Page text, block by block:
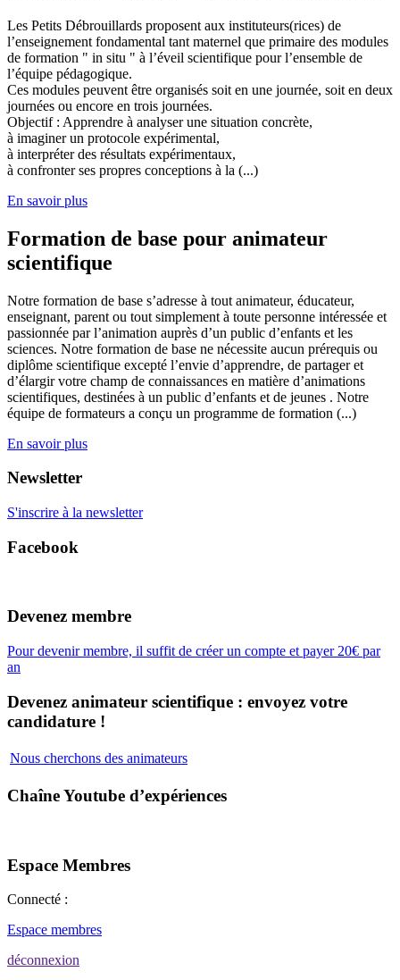
Les Petits Débrouillards proposent aux instituteurs(rices) de
l’enseignement fondamental tant maternel que primaire des modules
de formation " in situ " à l’éveil scientifique pour l’ensemble de
l’équipe pédagogique.
Ces modules peuvent être organisés soit en une journée, soit en deux
journées ou encore en trois journées.
Objectif : Apprendre à analyser une situation concrète,
à imaginer un protocole expérimental,
à interpréter des résultats expérimentaux,
à confronter ses propres conceptions à la (...)
En savoir plus
Formation de base pour animateur
scientifique
Notre formation de base s’adresse à tout animateur, éducateur,
enseignant, parent ou tout simplement à toute personne intéressée et
passionnée par l’animation auprès d’un public d’enfants et les
sciences. Notre formation de base ne nécessite aucun prérequis ou
diplôme scientifique excepté l’envie d’apprendre, de partager et
d’élargir votre champ de connaissances en matière d’animations
scientifiques, destinées à un public d’enfants et de jeunes . Notre
équipe de formateurs a conçu un programme de formation (...)
En savoir plus
Newsletter
S'inscrire à la newsletter
Facebook
Devenez membre
Pour devenir membre, il suffit de créer un compte et payer 20€ par
an
Devenez animateur scientifique : envoyez votre
candidature !
Nous cherchons des animateurs
Chaîne Youtube d’expériences
Espace Membres
Connecté :
Espace membres
déconnexion